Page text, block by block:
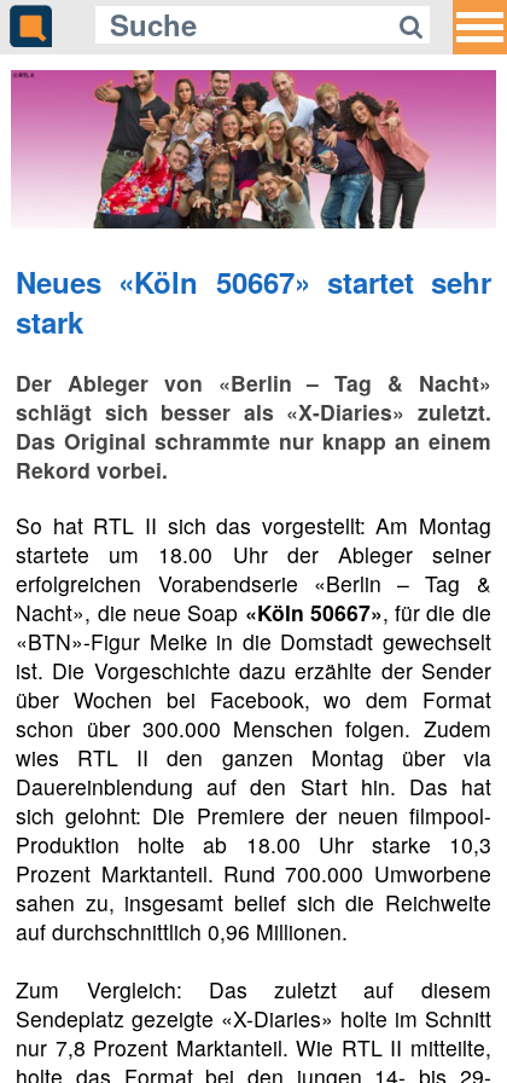
Neues «Köln 50667» startet sehr
stark
Der Ableger von «Berlin – Tag & Nacht»
schlägt sich besser als «X-Diaries» zuletzt.
Das Original schrammte nur knapp an einem
Rekord vorbei.
So hat RTL II sich das vorgestellt: Am Montag
startete um 18.00 Uhr der Ableger seiner
erfolgreichen Vorabendserie «Berlin – Tag &
Nacht», die neue Soap «Köln 50667», für die die
«BTN»-Figur Meike in die Domstadt gewechselt
ist. Die Vorgeschichte dazu erzählte der Sender
über Wochen bei Facebook, wo dem Format
schon über 300.000 Menschen folgen. Zudem
wies RTL II den ganzen Montag über via
Dauereinblendung auf den Start hin. Das hat
sich gelohnt: Die Premiere der neuen filmpool-
Produktion holte ab 18.00 Uhr starke 10,3
Prozent Marktanteil. Rund 700.000 Umworbene
sahen zu, insgesamt belief sich die Reichweite
auf durchschnittlich 0,96 Millionen.
Zum Vergleich: Das zuletzt auf diesem
Sendeplatz gezeigte «X-Diaries» holte im Schnitt
nur 7,8 Prozent Marktanteil. Wie RTL II mitteilte,
holte das Format bei den jungen 14- bis 29-